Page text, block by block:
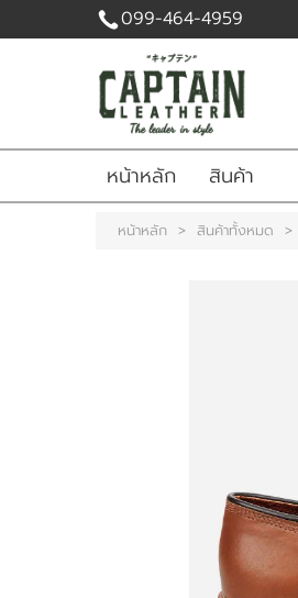
สมัคร
099-464-4959
หน้าหลัก สินค้า
หน้าหลัก > สินค้าทั้งหมด >